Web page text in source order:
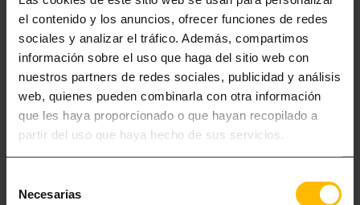
el contenido y los anuncios, ofrecer funciones de redes
sociales y analizar el tráfico. Además, compartimos
información sobre el uso que haga del sitio web con
nuestros partners de redes sociales, publicidad y análisis
web, quienes pueden combinarla con otra información
que les haya proporcionado o que hayan recopilado a
partir del uso que haya hecho de sus servicios.
Necesarias